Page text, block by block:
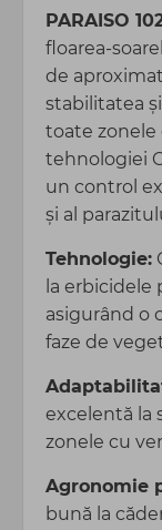
PARAISO
floarea-
de
stabilitatea
toate zonele
tehnologiei
un control
și al
Tehnologie:
la erbicidele
asigurând o
faze de
excelentă la
zonele cu
Agronomie
bună la